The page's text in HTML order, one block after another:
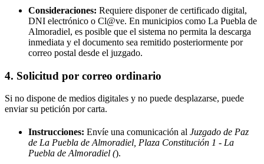
Consideraciones: Requiere disponer de certificado digital,
DNI electrónico o Cl@ve. En municipios como La Puebla de
Almoradiel, es posible que el sistema no permita la descarga
inmediata y el documento sea remitido posteriormente por
correo postal desde el juzgado.
4. Solicitud por correo ordinario
Si no dispone de medios digitales y no puede desplazarse, puede
enviar su petición por carta.
Instrucciones: Envíe una comunicación al Juzgado de Paz
de La Puebla de Almoradiel, Plaza Constitución 1 - La
Puebla de Almoradiel ().